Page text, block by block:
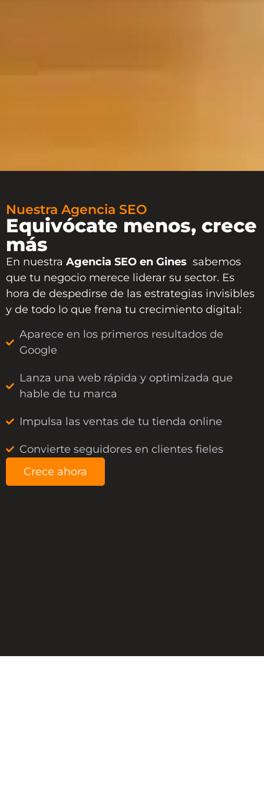
Nuestra Agencia SEO
Equivócate menos, crece
más
En nuestra Agencia SEO en Gines sabemos
que tu negocio merece liderar su sector. Es
hora de despedirse de las estrategias invisibles
y de todo lo que frena tu crecimiento digital:
Aparece en los primeros resultados de
Google
Lanza una web rápida y optimizada que
hable de tu marca
Impulsa las ventas de tu tienda online
Convierte seguidores en clientes fieles
Crece ahora